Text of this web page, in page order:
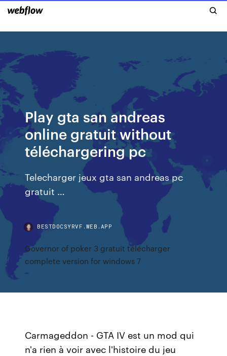
Play gta san andreas
online gratuit without
téléchargering pc
Telecharger jeux gta san andreas pc
gratuit …
BESTDOCSYRVF.WEB.APP
Governor of poker 3 gratuit télécharger
complete version for windows 7
Carmageddon - GTA IV est un mod qui
n'a rien à voir avec l'histoire du jeu